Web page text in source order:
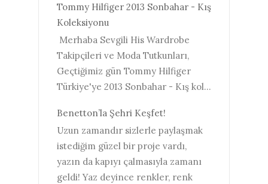
Tommy Hilfiger 2013 Sonbahar - Kış
Koleksiyonu
Merhaba Sevgili His Wardrobe
Takipçileri ve Moda Tutkunları,
Geçtiğimiz gün Tommy Hilfiger
Türkiye'ye 2013 Sonbahar - Kış kol...
Benetton’la Şehri Keşfet!
Uzun zamandır sizlerle paylaşmak
istediğim güzel bir proje vardı,
yazın da kapıyı çalmasıyla zamanı
geldi! Yaz deyince renkler, renk